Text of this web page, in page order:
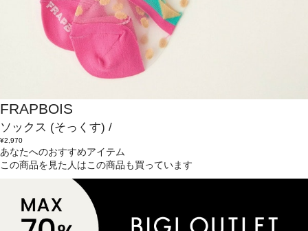
FRAPBOIS
ソックス (そっくす) /
¥2,970
あなたへのおすすめアイテム
この商品を見た人はこの商品も買っています